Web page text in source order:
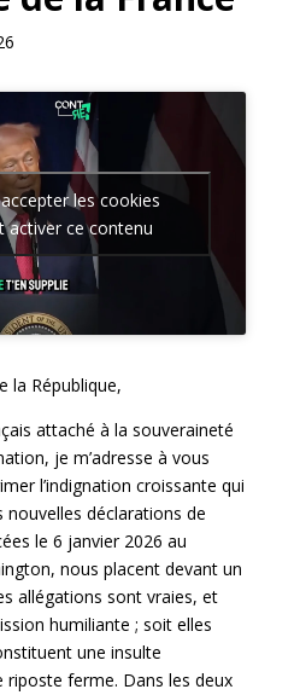
les cookies
activer ce contenu
la République,
attaché à la souveraineté
je m’adresse à vous
l’indignation croissante qui
déclarations de
le 6 janvier 2026 au
nous placent devant un
allégations sont vraies, et
humiliante ; soit elles
une insulte
riposte ferme. Dans les deux